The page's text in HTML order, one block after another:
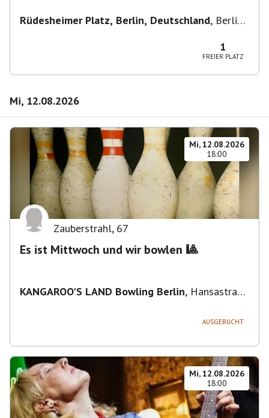
Rüdesheimer Platz, Berlin, Deutschland, Berlin-
1
FREIER PLATZ
Mi, 12.08.2026
Mi, 12.08.2026
18:00
Zauberstrahl, 67
Es ist Mittwoch und wir bowlen 🎱
KANGAROO'S LAND Bowling Berlin, Hansastraße
AUSGEBUCHT
Mi, 12.08.2026
18:00